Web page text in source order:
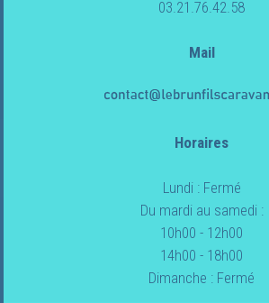
03.21.76.42.58
Mail
Horaires
Lundi : Fermé
Du mardi au samedi :
10h00 - 12h00
14h00 - 18h00
Dimanche : Fermé